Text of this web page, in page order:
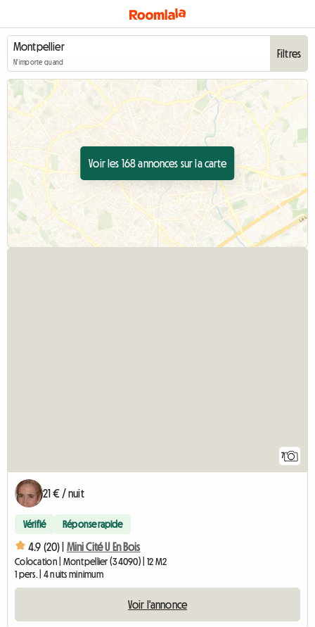
N'importe quand
Filtres
Voir les 168 annonces sur la carte
7
21 € / nuit
Vérifié Réponse rapide
4.9 (20) | Mini Cité U En Bois
Colocation | Montpellier (34090) | 12 M2
1 pers. | 4 nuits minimum
Voir l'annonce